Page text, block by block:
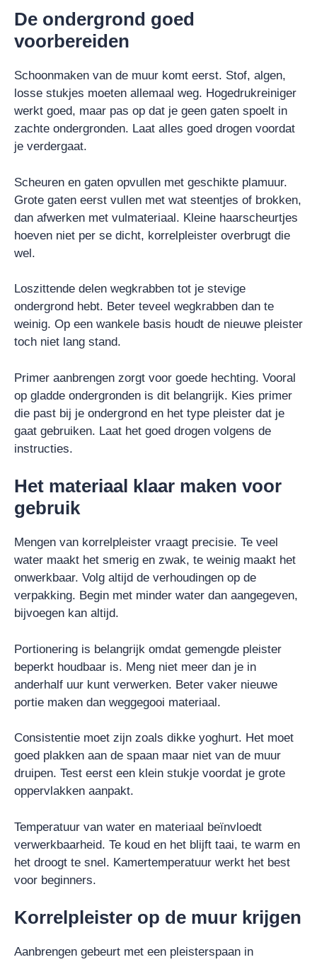
De ondergrond goed
voorbereiden
Schoonmaken van de muur komt eerst. Stof, algen,
losse stukjes moeten allemaal weg. Hogedrukreiniger
werkt goed, maar pas op dat je geen gaten spoelt in
zachte ondergronden. Laat alles goed drogen voordat
je verdergaat.
Scheuren en gaten opvullen met geschikte plamuur.
Grote gaten eerst vullen met wat steentjes of brokken,
dan afwerken met vulmateriaal. Kleine haarscheurtjes
hoeven niet per se dicht, korrelpleister overbrugt die
wel.
Loszittende delen wegkrabben tot je stevige
ondergrond hebt. Beter teveel wegkrabben dan te
weinig. Op een wankele basis houdt de nieuwe pleister
toch niet lang stand.
Primer aanbrengen zorgt voor goede hechting. Vooral
op gladde ondergronden is dit belangrijk. Kies primer
die past bij je ondergrond en het type pleister dat je
gaat gebruiken. Laat het goed drogen volgens de
instructies.
Het materiaal klaar maken voor
gebruik
Mengen van korrelpleister vraagt precisie. Te veel
water maakt het smerig en zwak, te weinig maakt het
onwerkbaar. Volg altijd de verhoudingen op de
verpakking. Begin met minder water dan aangegeven,
bijvoegen kan altijd.
Portionering is belangrijk omdat gemengde pleister
beperkt houdbaar is. Meng niet meer dan je in
anderhalf uur kunt verwerken. Beter vaker nieuwe
portie maken dan weggegooi materiaal.
Consistentie moet zijn zoals dikke yoghurt. Het moet
goed plakken aan de spaan maar niet van de muur
druipen. Test eerst een klein stukje voordat je grote
oppervlakken aanpakt.
Temperatuur van water en materiaal beïnvloedt
verwerkbaarheid. Te koud en het blijft taai, te warm en
het droogt te snel. Kamertemperatuur werkt het best
voor beginners.
Korrelpleister op de muur krijgen
Aanbrengen gebeurt met een pleisterspaan in